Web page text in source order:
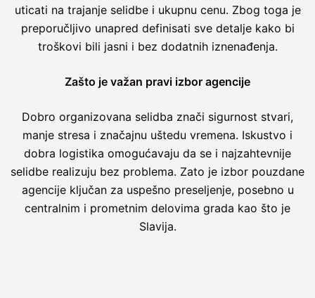
uticati na trajanje selidbe i ukupnu cenu. Zbog toga je
preporučljivo unapred definisati sve detalje kako bi
troškovi bili jasni i bez dodatnih iznenađenja.
Zašto je važan pravi izbor agencije
Dobro organizovana selidba znači sigurnost stvari,
manje stresa i značajnu uštedu vremena. Iskustvo i
dobra logistika omogućavaju da se i najzahtevnije
selidbe realizuju bez problema. Zato je izbor pouzdane
agencije ključan za uspešno preseljenje, posebno u
centralnim i prometnim delovima grada kao što je
Slavija.